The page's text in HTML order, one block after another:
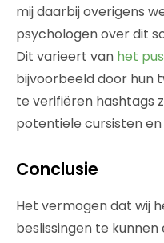
mij daarbij overigens
psychologen over dit
Dit varieert van het
bijvoorbeeld door hun
te verifiëren hashtags
potentiele cursisten
Conclusie
Het vermogen dat wij
beslissingen te